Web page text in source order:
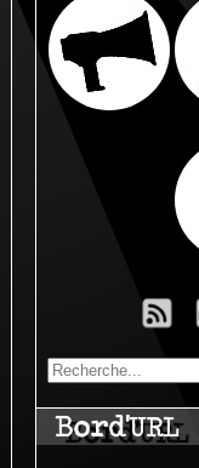
Bord'URL